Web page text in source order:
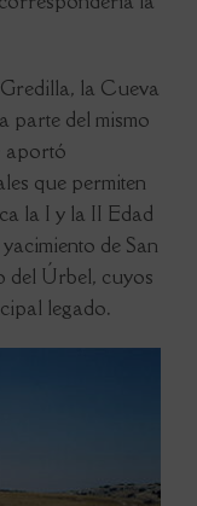
la Cueva
parte del mismo
aportó
que permiten
la I y la II Edad
de San
del Úrbel, cuyos
legado.